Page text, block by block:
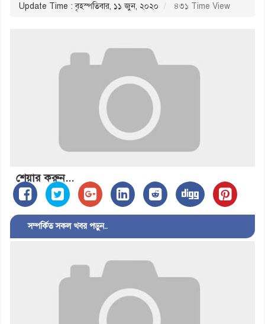
Update Time : বৃহস্পতিবার, ১১ জুন, ২০২০ ৪৩১ Time View
শেয়ার করুন...
সম্পর্কিত সকল খবর পড়ুন..